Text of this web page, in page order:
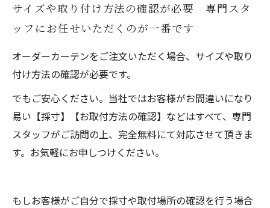
サイズや取り付け方法の確認が必要 専門スタ
ッフにお任せいただくのが一番です
オーダーカーテンをご注文いただく場合、サイズや取り
付け方法の確認が必要です。
でもご安心ください。当社ではお客様がお間違いになり
易い【採寸】【お取付方法の確認】などはすべて、専門
スタッフがご訪問の上、完全無料にて対応させて頂きま
す。お気軽にお申しつけください。
もしお客様がご自分で採寸や取付場所の確認を行う場合